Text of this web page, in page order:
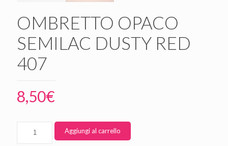
OMBRETTO OPACO
SEMILAC DUSTY RED
407
8,50€
Aggiungi al carrello